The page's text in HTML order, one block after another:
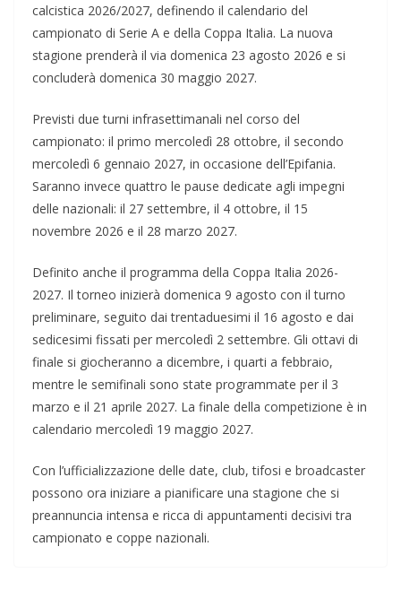
calcistica 2026/2027, definendo il calendario del
campionato di Serie A e della Coppa Italia. La nuova
stagione prenderà il via domenica 23 agosto 2026 e si
concluderà domenica 30 maggio 2027.
Previsti due turni infrasettimanali nel corso del
campionato: il primo mercoledì 28 ottobre, il secondo
mercoledì 6 gennaio 2027, in occasione dell’Epifania.
Saranno invece quattro le pause dedicate agli impegni
delle nazionali: il 27 settembre, il 4 ottobre, il 15
novembre 2026 e il 28 marzo 2027.
Definito anche il programma della Coppa Italia 2026-
2027. Il torneo inizierà domenica 9 agosto con il turno
preliminare, seguito dai trentaduesimi il 16 agosto e dai
sedicesimi fissati per mercoledì 2 settembre. Gli ottavi di
finale si giocheranno a dicembre, i quarti a febbraio,
mentre le semifinali sono state programmate per il 3
marzo e il 21 aprile 2027. La finale della competizione è in
calendario mercoledì 19 maggio 2027.
Con l’ufficializzazione delle date, club, tifosi e broadcaster
possono ora iniziare a pianificare una stagione che si
preannuncia intensa e ricca di appuntamenti decisivi tra
campionato e coppe nazionali.